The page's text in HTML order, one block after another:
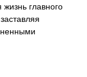
главного